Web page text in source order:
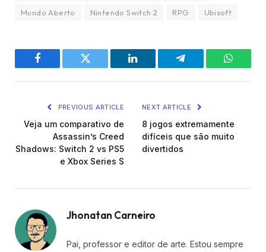
Mundo Aberto
Nintendo Switch 2 RPG Ubisoft
Facebook Twitter LinkedIn Telegram
PREVIOUS ARTICLE
Veja um comparativo de
Assassin’s Creed
Shadows: Switch 2 vs PS5
e Xbox Series S
NEXT ARTICLE
8 jogos extremamente
difíceis que são muito
divertidos
Jhonatan Carneiro
Pai, professor e editor de arte. Estou sempre